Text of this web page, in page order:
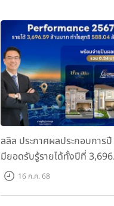
ลลิล ประกาศผลประกอบการ
มียอดรับรู้รายได้ทั้งปีที่
ล้านบาท กำไรสุทธิ 588.04 ล้า
16 ก.ค. 68